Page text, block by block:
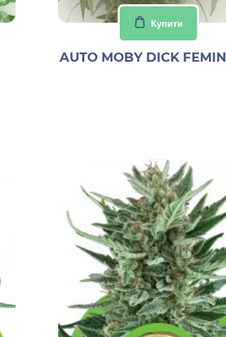
Купити
AUTO MOBY DICK